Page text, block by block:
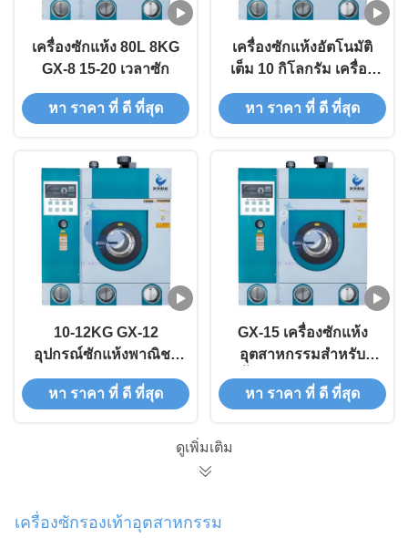
เครื่องซักแห้ง 80L 8KG
GX-8 15-20 เวลาซัก
หา ราคา ที่ ดี ที่สุด
เครื่องซักแห้งอัตโนมัติ
เต็ม 10 กิโลกรัม เครื่อง
ซักแห้ง GX-10
หา ราคา ที่ ดี ที่สุด
10-12KG GX-12
อุปกรณ์ซักแห้งพาณิชย์
เครื่องซักผ้าซักแห้ง
130L
หา ราคา ที่ ดี ที่สุด
GX-15 เครื่องซักแห้ง
อุตสาหกรรมสําหรับ
เสื้อผ้า 13-15kg 160L
หา ราคา ที่ ดี ที่สุด
ดูเพิ่มเติม
เครื่องซักรองเท้าอุตสาหกรรม